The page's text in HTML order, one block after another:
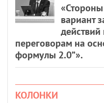
вариант
переговорам на
формулы 2.0”».
КОЛОНКИ